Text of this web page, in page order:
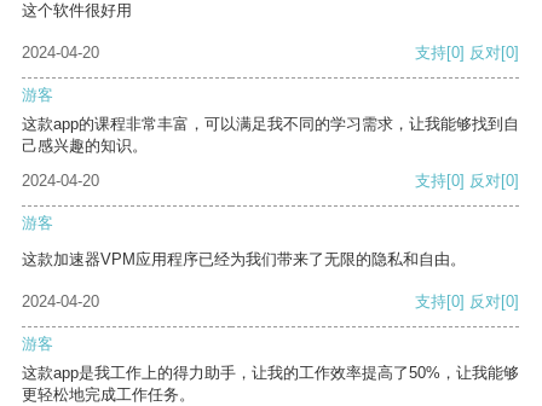
这个软件很好用
2024-04-20 支持[0] 反对[0]
游客
这款app的课程非常丰富，可以满足我不同的学习需求，让我能够找到自
己感兴趣的知识。
2024-04-20
支持[0] 反对[0]
游客
这款加速器VPM应用程序已经为我们带来了无限的隐私和自由。
2024-04-20 支持[0] 反对[0]
游客
这款app是我工作上的得力助手，让我的工作效率提高了50%，让我能够
更轻松地完成工作任务。